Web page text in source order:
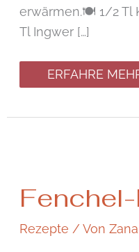
erwärmen.🍽 1/2 Tl
Tl Ingwer […]
ERFAHRE
Rezepte / VonZana
Fenchel-
Mangosalat